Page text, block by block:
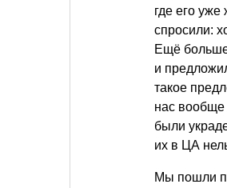
где его
спросили:
Ещё
и
такое
нас вообще
были
их в ЦА
Мы пошли